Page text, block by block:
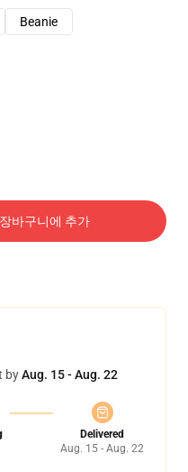
Beanie
장바구니에 추가
byAug. 15 - Aug. 22
Delivered
Aug. 15 - Aug. 22